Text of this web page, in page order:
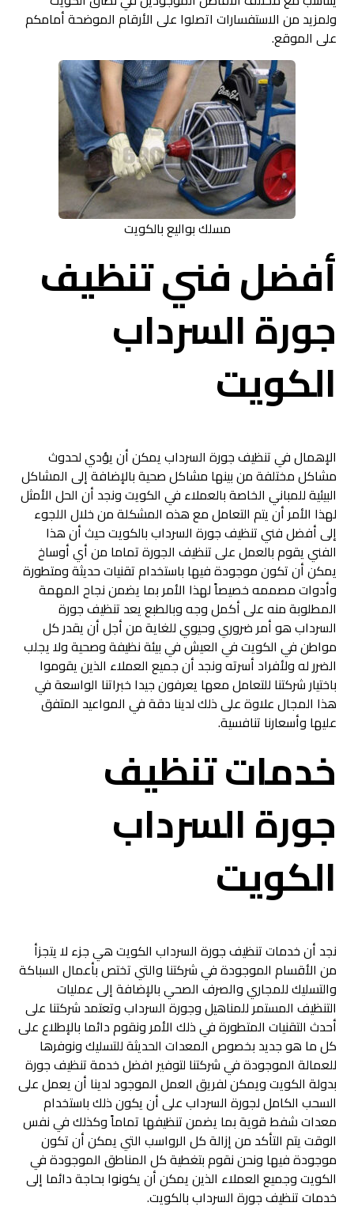
ولمزيد من الاستفسارات اتصلوا على الأرقام الموضحة أمامكم
على الموقع.
مسلك بواليع بالكويت
أفضل فني تنظيف
جورة السرداب
الكويت
الإهمال في تنظيف جورة السرداب يمكن أن يؤدي لحدوث
مشاكل مختلفة من بينها مشاكل صحية بالإضافة إلى المشاكل
البيئية للمباني الخاصة بالعملاء في الكويت ونجد أن الحل الأمثل
لهذا الأمر أن يتم التعامل مع هذه المشكلة من خلال اللجوء
إلى أفضل فني تنظيف جورة السرداب بالكويت حيث أن هذا
الفني يقوم بالعمل على تنظيف الجورة تماما من أي أوساخ
يمكن أن تكون موجودة فيها باستخدام تقنيات حديثة ومتطورة
وأدوات مصممه خصيصاً لهذا الأمر بما يضمن نجاح المهمة
المطلوبة منه على أكمل وجه وبالطبع يعد تنظيف جورة
السرداب هو أمر ضروري وحيوي للغاية من أجل أن يقدر كل
مواطن في الكويت في العيش في بيئة نظيفة وصحية ولا يجلب
الضرر له ولأفراد أسرته ونجد أن جميع العملاء الذين يقوموا
باختيار شركتنا للتعامل معها يعرفون جيدا خبراتنا الواسعة في
هذا المجال علاوة على ذلك لدينا دقة في المواعيد المتفق
عليها وأسعارنا تنافسية.
خدمات تنظيف
جورة السرداب
الكويت
نجد أن خدمات تنظيف جورة السرداب الكويت هي جزء لا يتجزأ
من الأقسام الموجودة في شركتنا والتي تختص بأعمال السباكة
والتسليك للمجاري والصرف الصحي بالإضافة إلى عمليات
التنظيف المستمر للمناهيل وجورة السرداب وتعتمد شركتنا على
أحدث التقنيات المتطورة في ذلك الأمر ونقوم دائما بالإطلاع على
كل ما هو جديد بخصوص المعدات الحديثة للتسليك ونوفرها
للعمالة الموجودة في شركتنا لتوفير افضل خدمة تنظيف جورة
بدولة الكويت ويمكن لفريق العمل الموجود لدينا أن يعمل على
السحب الكامل لجورة السرداب على أن يكون ذلك باستخدام
معدات شفط قوية بما يضمن تنظيفها تماماً وكذلك في نفس
الوقت يتم التأكد من إزالة كل الرواسب التي يمكن أن تكون
موجودة فيها ونحن نقوم بتغطية كل المناطق الموجودة في
الكويت وجميع العملاء الذين يمكن أن يكونوا بحاجة دائما إلى
خدمات تنظيف جورة السرداب بالكويت.